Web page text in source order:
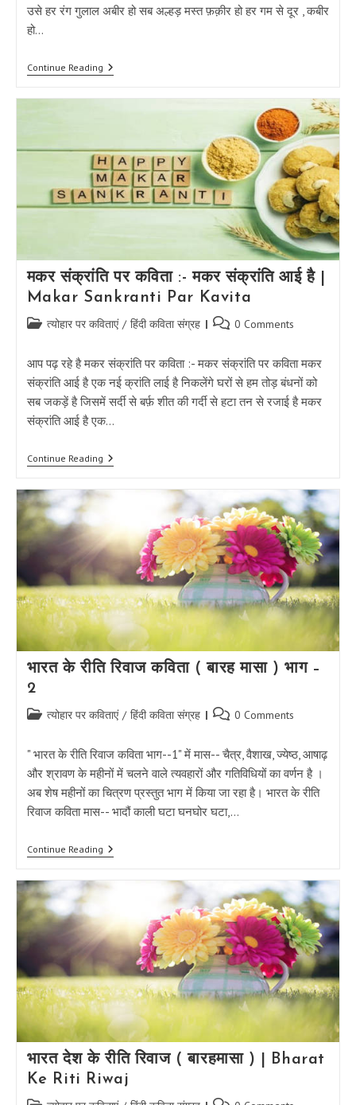
उसे हर रंग गुलाल अबीर हो सब अल्हड़ मस्त फ़क़ीर हो हर गम से दूर , कबीर
हो…
Continue Readingहिंदी
होली
ये
होली
हो
|
Hindi
मकर संक्रांति पर कविता :- मकर संक्रांति आई है |
Makar Sankranti Par Kavita
Post त्योहार पर कविताएं / हिंदी कविता संग्रह
Post 0 Comments
आप पढ़ रहे है मकर संक्रांति पर कविता :- मकर संक्रांति पर कविता मकर
संक्रांति आई है एक नई क्रांति लाई है निकलेंगे घरों से हम तोड़ बंधनों को
सब जकड़ें है जिसमें सर्दी से बर्फ़ शीत की गर्दी से हटा तन से रजाई है मकर
संक्रांति आई है एक…
Continue Readingमकर
संक्रांति
कविता
संक्रांति
आई
|
Makar
Sankranti
Par
Kavita
भारत के रीति रिवाज कविता ( बारह मासा ) भाग –
2
Post त्योहार पर कविताएं / हिंदी कविता संग्रह
Post 0 Comments
" भारत के रीति रिवाज कविता भाग--1" में मास-- चैत्र, वैशाख, ज्येष्ठ, आषाढ़
और श्रावण के महीनों में चलने वाले त्यवहारों और गतिविधियों का वर्णन है ।
अब शेष महीनों का चित्रण प्रस्तुत भाग में किया जा रहा है। भारत के रीति
रिवाज कविता मास-- भादौं काली घटा घनघोर घटा,…
Continue Readingभारत
के
रिवाज
बारह
मासा
भाग
–
2
भारत देश के रीति रिवाज ( बारहमासा ) | Bharat
Ke Riti Riwaj